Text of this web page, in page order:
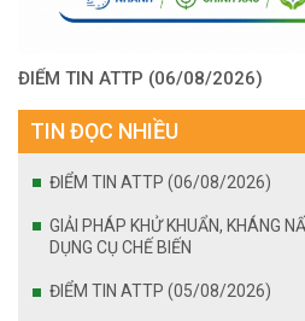
ĐIỂM TIN ATTP (06/08/2026)
TIN ĐỌC NHIỀU
ĐIỂM TIN ATTP (06/08/2026)
GIẢI PHÁP KHỬ KHUẨN, KHÁNG
DỤNG CỤ CHẾ BIẾN
ĐIỂM TIN ATTP (05/08/2026)